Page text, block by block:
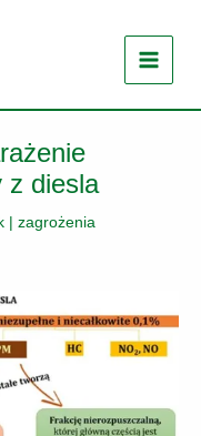
z diesla
| zagrożenia